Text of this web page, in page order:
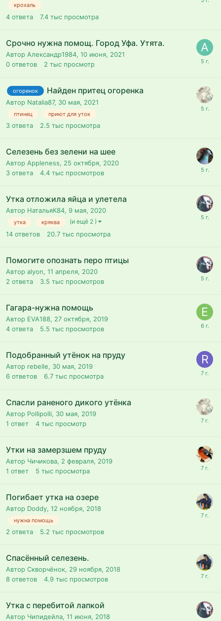
крохаль
4 ответа 7.4 тыс просмотра
Срочно нужна помощ. Город Уфа. Утята.
Автор Александр1984, 10 июня, 2021
0 ответов 2 тыс просмотр
огоренок Найден притец огоренка
Автор Natalia87, 30 мая, 2021
птинец приют для уток
3 ответа 2.5 тыс просмотра
Селезень без зелени на шее
Автор Appleness, 25 октября, 2020
3 ответа 4.4 тыс просмотров
Утка отложила яйца и улетела
Автор НатальяК84, 9 мая, 2020
утка кряква (и ещё 2 )
14 ответов 20.7 тыс просмотра
Помогите опознать перо птицы
Автор alyon, 11 апреля, 2020
2 ответа 3.5 тыс просмотров
Гагара-нужна помощь
Автор EVA188, 27 октября, 2019
4 ответа 5.5 тыс просмотров
Подобранный утёнок на пруду
Автор rebelle, 30 мая, 2019
6 ответов 6.7 тыс просмотра
Спасли раненого дикого утёнка
Автор Pollipolli, 30 мая, 2019
1 ответ 4 тыс просмотр
Утки на замерзшем пруду
Автор Чичикова, 2 февраля, 2019
1 ответ 5 тыс просмотра
Погибает утка на озере
Автор Doddy, 12 ноября, 2018
нужна помощь
2 ответа 5.2 тыс просмотров
Спасённый селезень.
Автор Скворчёнок, 29 ноября, 2018
8 ответов 4.9 тыс просмотров
Утка с перебитой лапкой
Автор Чипидейла, 11 июня, 2018